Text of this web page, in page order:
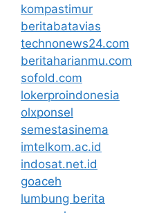
kompastimur
beritabatavias
technonews24.com
beritaharianmu.com
sofold.com
lokerproindonesia
olxponsel
semestasinema
imtelkom.ac.id
indosat.net.id
goaceh
lumbung berita